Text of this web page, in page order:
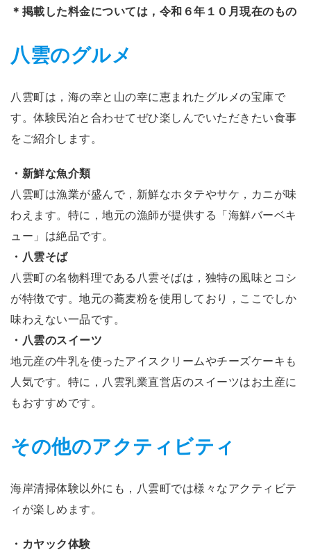
＊掲載した料金については，令和６年１０月現在のもの
八雲のグルメ
八雲町は，海の幸と山の幸に恵まれたグルメの宝庫で
す。体験民泊と合わせてぜひ楽しんでいただきたい食事
をご紹介します。
・新鮮な魚介類
八雲町は漁業が盛んで，新鮮なホタテやサケ，カニが味
わえます。特に，地元の漁師が提供する「海鮮バーベキ
ュー」は絶品です。
・八雲そば
八雲町の名物料理である八雲そばは，独特の風味とコシ
が特徴です。地元の蕎麦粉を使用しており，ここでしか
味わえない一品です。
・八雲のスイーツ
地元産の牛乳を使ったアイスクリームやチーズケーキも
人気です。特に，八雲乳業直営店のスイーツはお土産に
もおすすめです。
その他のアクティビティ
海岸清掃体験以外にも，八雲町では様々なアクティビテ
ィが楽しめます。
・カヤック体験